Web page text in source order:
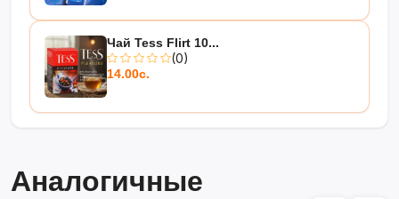
Чай Tess Flirt 10...
(0)
14.00с.
Аналогичные